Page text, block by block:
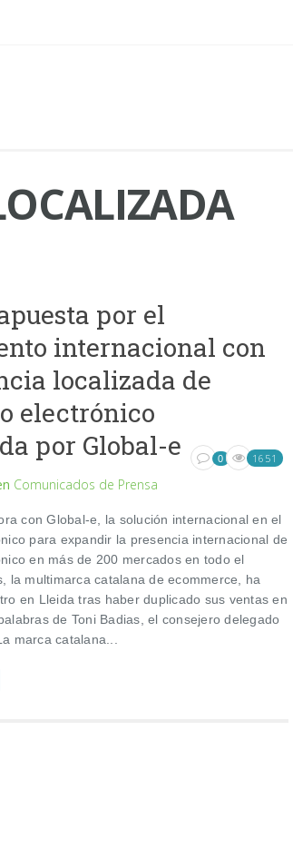
por el
internacional con
localizada de
electrónico
por Global-e
Comunicados de Prensa
0 1651
con Global-e, la solución internacional en el
para expandir la presencia internacional de
en más de 200 mercados en todo el
la multimarca catalana de ecommerce, ha
en Lleida tras haber duplicado sus ventas en
de Toni Badias, el consejero delegado
marca catalana...